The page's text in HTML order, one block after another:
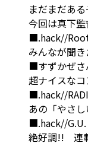
まだまだあ
今回は真下
■.hack//
みんなが聞
■すずかぜ
超ナイスな
■.hack//
あの「やさ
■.hack//
絶好調!! 連